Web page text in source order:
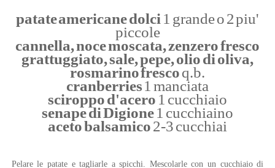
patate americane dolci 1 grande o 2 piu'
piccole
cannella, noce moscata, zenzero fresco
grattuggiato, sale, pepe, olio di oliva,
rosmarino frescoq.b.
cranberries1 manciata
sciroppo d'acero 1 cucchiaio
senape di Digione1 cucchiaino
aceto balsamico2-3 cucchiai
Pelare le patate e tagliarle a spicchi. Mescolarle con un cucchiaio di